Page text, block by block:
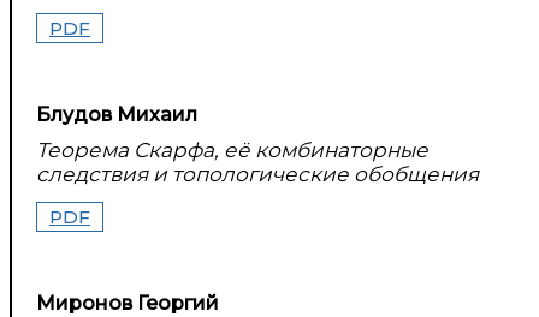
PDF
Блудов Михаил
Теорема Скарфа, её комбинаторные
следствия и топологические обобщения
PDF
Миронов Георгий